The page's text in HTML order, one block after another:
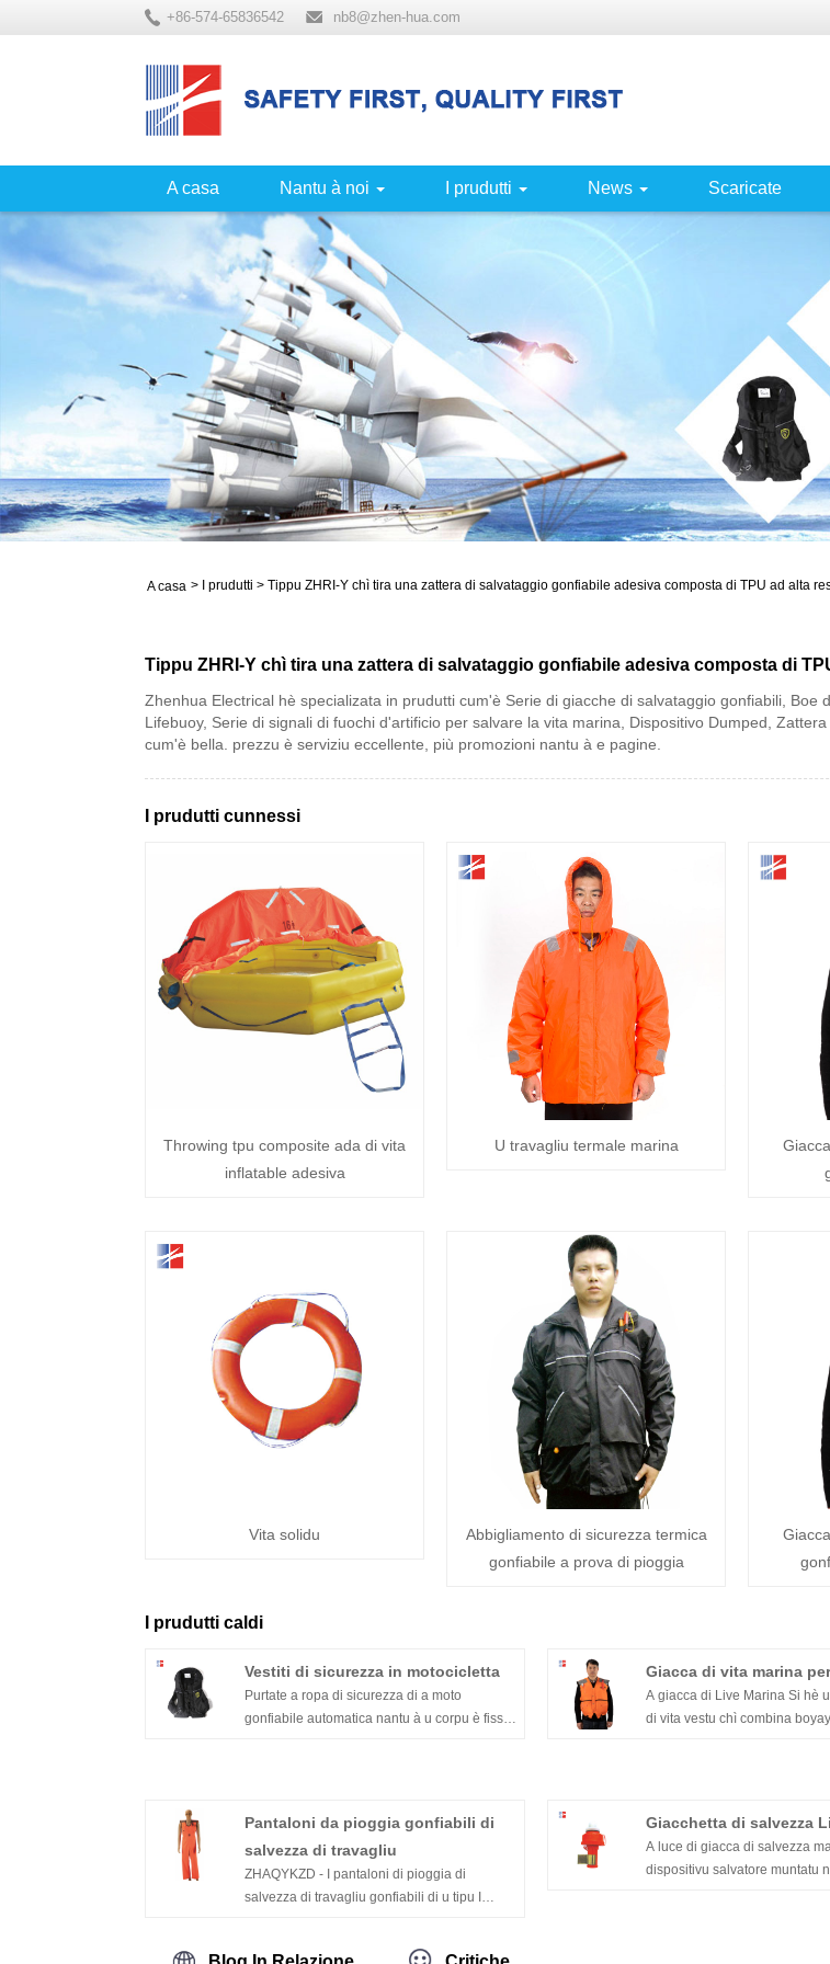
+86-574-65836542 nb8@zhen-hua.com
A casa Nantu à noi I prudutti News Scaricate
A casa > I prudutti > Tippu ZHRI-Y chì tira una zattera di salvataggio gonfiabile adesiva composta di TPU ad alta
Tippu ZHRI-Y chì tira una zattera di salvataggio gonfiabile adesiva composta di
Zhenhua Electrical hè specializata in prudutti cum'è Serie di giacche di salvataggio gonfiabili,
Lifebuoy, Serie di signali di fuochi d'artificio per salvare la vita marina, Dispositivo Dumped,
cum'è bella. prezzu è serviziu eccellente, più promozioni nantu à e pagine.
I prudutti cunnessi
Throwing tpu composite ada di vita
inflatable adesiva
U travagliu termale marina
Vita solidu
Abbigliamento di sicurezza termica
gonfiabile a prova di pioggia
I prudutti caldi
Vestiti di sicurezza in motocicletta
Purtate a ropa di sicurezza di a moto
gonfiabile automatica nantu à u corpu è fissa
Giacca di vita marina
A giacca di Live Marina Si hè
di vita vestu chì combina
persunale di l'operatori di a
marina è l'operatori di pesca di
Pantaloni da pioggia gonfiabili di
salvezza di travagliu
ZHAQYKZD - I pantaloni di pioggia di
salvezza di travagliu gonfiabili di u tipu I
Giacchetta di salvezza
A luce di giacca di salvezza
dispositivu salvatore muntatu